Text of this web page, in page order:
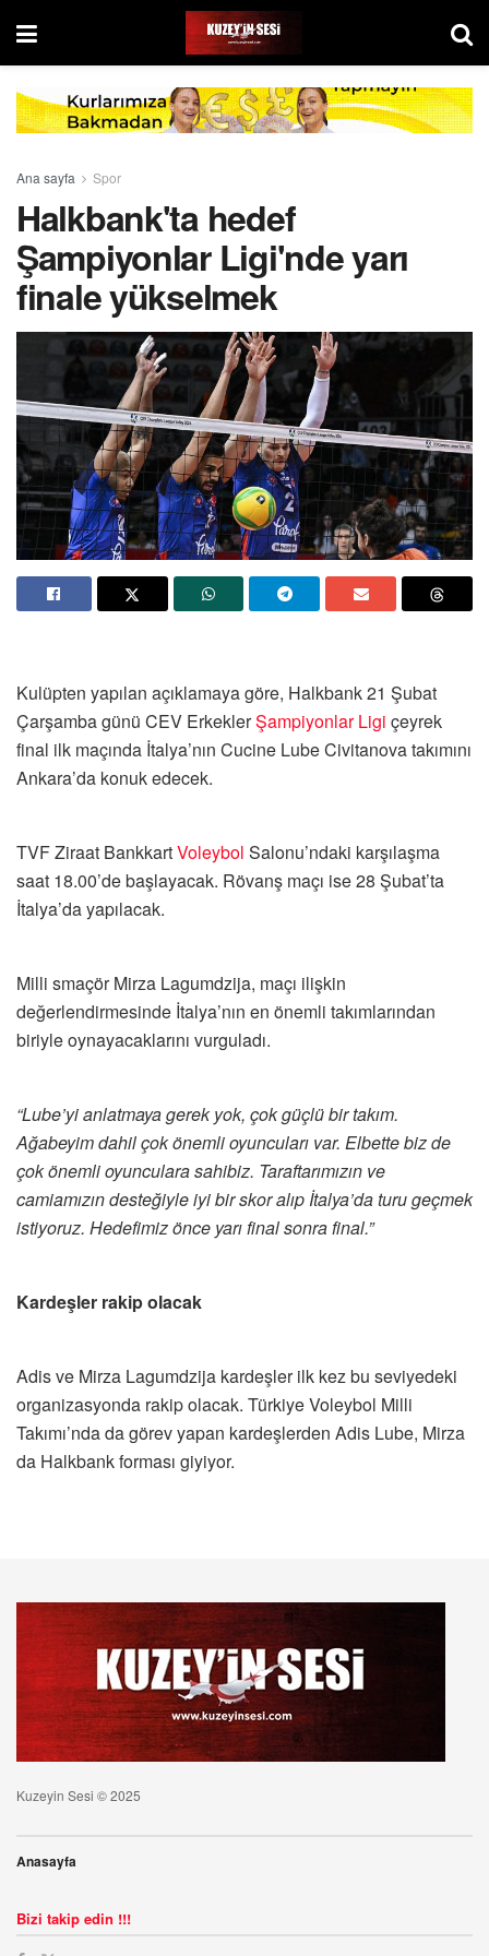
Ana sayfa Spor
Halkbank'ta hedef
Şampiyonlar Ligi'nde yarı
finale yükselmek
Kulüpten yapılan açıklamaya göre, Halkbank 21 Şubat
Çarşamba günü CEV ErkeklerŞampiyonlar Ligi çeyrek
final ilk maçında İtalya’nın Cucine Lube Civitanova takımını
Ankara’da konuk edecek.
TVF Ziraat BankkartVoleybol Salonu’ndaki karşılaşma
saat 18.00’de başlayacak. Rövanş maçı ise 28 Şubat’ta
İtalya’da yapılacak.
Milli smaçör Mirza Lagumdzija, maçı ilişkin
değerlendirmesinde İtalya’nın en önemli takımlarından
biriyle oynayacaklarını vurguladı.
“Lube’yi anlatmaya gerek yok, çok güçlü bir takım.
Ağabeyim dahil çok önemli oyuncuları var. Elbette biz de
çok önemli oyunculara sahibiz. Taraftarımızın ve
camiamızın desteğiyle iyi bir skor alıp İtalya’da turu geçmek
istiyoruz. Hedefimiz önce yarı final sonra final.”
Kardeşler rakip olacak
Adis ve Mirza Lagumdzija kardeşler ilk kez bu seviyedeki
organizasyonda rakip olacak. Türkiye Voleybol Milli
Takımı’nda da görev yapan kardeşlerden Adis Lube, Mirza
da Halkbank forması giyiyor.
Kuzeyin Sesi © 2025
Anasayfa
Bizi takip edin !!!